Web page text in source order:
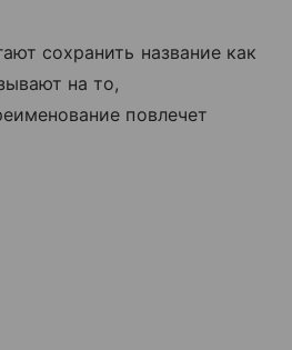
сохранить название как
на то,
повлечет